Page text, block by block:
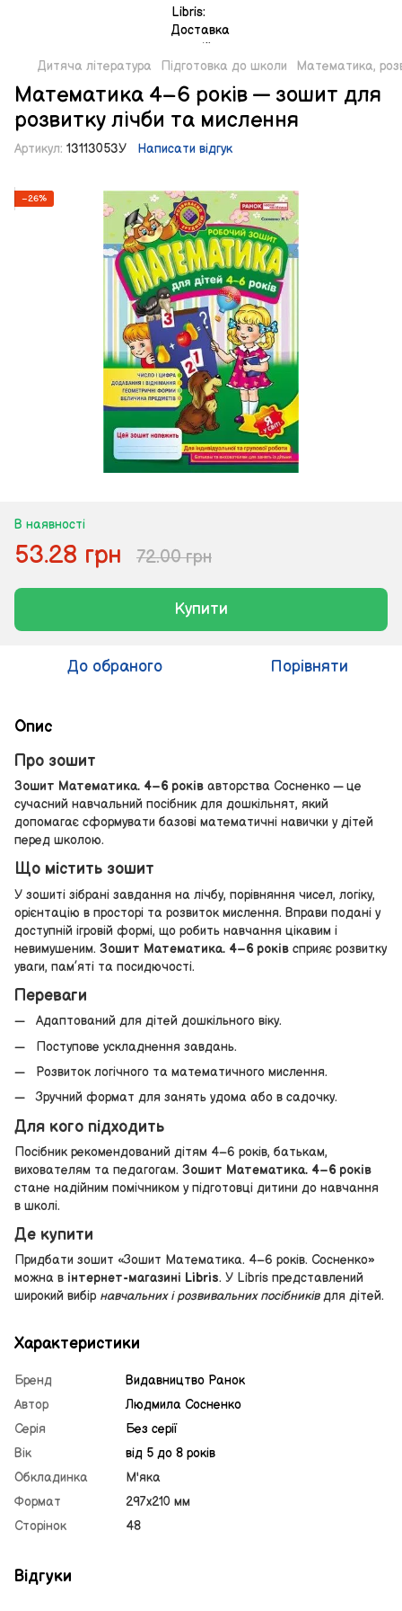
Дитяча література Підготовка до школи Математика,
Математика 4–6 років — зошит для
розвитку лічби та мислення
Артикул: 13113053У Написати відгук
−26%
В наявності
53.28 грн 72.00 грн
Купити
До обраного Порівняти
Опис
Про зошит
Зошит Математика. 4–6 років авторства Сосненко — це
сучасний навчальний посібник для дошкільнят, який
допомагає сформувати базові математичні навички у дітей
перед школою.
Що містить зошит
У зошиті зібрані завдання на лічбу, порівняння чисел, логіку,
орієнтацію в просторі та розвиток мислення. Вправи подані у
доступній ігровій формі, що робить навчання цікавим і
невимушеним. Зошит Математика. 4–6 років сприяє розвитку
уваги, пам’яті та посидючості.
Переваги
Адаптований для дітей дошкільного віку.
Поступове ускладнення завдань.
Розвиток логічного та математичного мислення.
Зручний формат для занять удома або в садочку.
Для кого підходить
Посібник рекомендований дітям 4–6 років, батькам,
вихователям та педагогам. Зошит Математика. 4–6 років
стане надійним помічником у підготовці дитини до навчання
в школі.
Де купити
Придбати зошит «Зошит Математика. 4–6 років. Сосненко»
можна в інтернет-магазині Libris. У Libris представлений
широкий вибір навчальних і розвивальних посібниківдля дітей.
Характеристики
Бренд
Видавництво Ранок
Автор
Людмила Сосненко
Серія
Без серії
Вік
від 5 до 8 років
Обкладинка
М'яка
Формат
297х210 мм
Сторінок
48
Відгуки